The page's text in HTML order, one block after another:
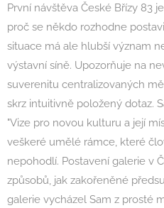
První návštěva České Břízy 83
proč se někdo rozhodne
situace má ale hlubší význam
výstavní síně. Upozorňuje na
suverenitu centralizovaných
skrz intuitivně položený dotaz.
"Vize pro novou kulturu a její
veškeré umělé rámce, které
nepohodlí. Postavení galerie v
způsobů, jak zakořeněné
galerie vycházel Sam z prosté